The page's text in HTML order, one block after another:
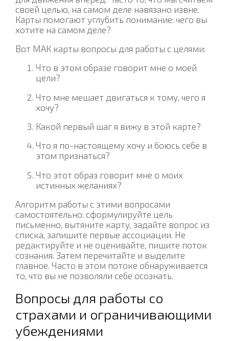
своей целью, на самом деле навязано извне.
Карты помогают углубить понимание: чего вы
хотите на самом деле?
Вот МАК карты вопросы для работы с целями:
Что в этом образе говорит мне о моей
цели?
Что мне мешает двигаться к тому, чего я
хочу?
Какой первый шаг я вижу в этой карте?
Что я по-настоящему хочу и боюсь себе в
этом признаться?
Что этот образ говорит мне о моих
истинных желаниях?
Алгоритм работы с этими вопросами
самостоятельно: сформулируйте цель
письменно, вытяните карту, задайте вопрос из
списка, запишите первые ассоциации. Не
редактируйте и не оценивайте, пишите поток
сознания. Затем перечитайте и выделите
главное. Часто в этом потоке обнаруживается
то, что вы не позволяли себе осознать.
Вопросы для работы со
страхами и ограничивающими
убеждениями